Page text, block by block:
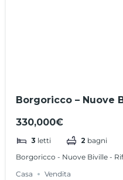
Borgoricco – Nuove
330,000€
3 letti 2 bagni
Borgoricco - Nuove Biville -
Casa
Vendita